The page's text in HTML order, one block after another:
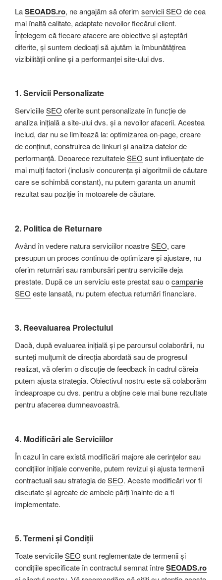
LaSEOADS.ro, ne angajăm să oferim servicii SEO de cea
mai înaltă calitate, adaptate nevoilor fiecărui client.
Înțelegem că fiecare afacere are obiective și așteptări
diferite, și suntem dedicați să ajutăm la îmbunătățirea
vizibilității online și a performanței site-ului dvs.
1.Servicii Personalizate
ServiciileSEO oferite sunt personalizate în funcție de
analiza inițială a site-ului dvs. și a nevoilor afacerii. Acestea
includ, dar nu se limitează la: optimizarea on-page, creare
de conținut, construirea de linkuri și analiza datelor de
performanță. Deoarece rezultateleSEO sunt influențate de
mai mulți factori (inclusiv concurența și algoritmii de căutare
care se schimbă constant), nu putem garanta un anumit
rezultat sau poziție în motoarele de căutare.
2. Politica de Returnare
Având în vedere natura serviciilor noastreSEO, care
presupun un proces continuu de optimizare și ajustare, nu
oferim returnări sau rambursări pentru serviciile deja
prestate. După ce un serviciu este prestat sau ocampanie
SEO este lansată, nu putem efectua returnări financiare.
3. Reevaluarea Proiectului
Dacă, după evaluarea inițială și pe parcursul colaborării, nu
sunteți mulțumit de direcția abordată sau de progresul
realizat, vă oferim o discuție de feedback în cadrul căreia
putem ajusta strategia. Obiectivul nostru este să colaborăm
îndeaproape cu dvs. pentru a obține cele mai bune rezultate
pentru afacerea dumneavoastră.
4. Modificări ale Serviciilor
În cazul în care există modificări majore ale cerințelor sau
condițiilor inițiale convenite, putem revizui și ajusta termenii
contractuali sau strategia deSEO. Aceste modificări vor fi
discutate și agreate de ambele părți înainte de a fi
implementate.
5.Termeni și Condiții
Toate serviciileSEO sunt reglementate de termenii și
condițiile specificate în contractul semnat întreSEOADS.ro